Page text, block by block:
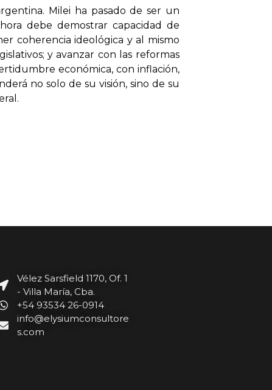
Milei ha pasado de ser un
debe demostrar capacidad de
coherencia ideológica y al mismo
y avanzar con las reformas
económica, con inflación,
no solo de su visión, sino de su
Vélez Sarsfield 1170, Of. 1
- Villa María, Cba.
+54 93534 26-0914
info@elysiumconsultore
s.com